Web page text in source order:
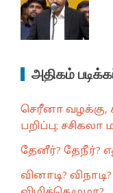
அதிகம்
செரீனா
பறிப்பு;
தேனீர்? தேநீர்?
வினாடி?